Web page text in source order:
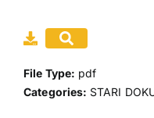
File Type: pdf
Categories: STARI